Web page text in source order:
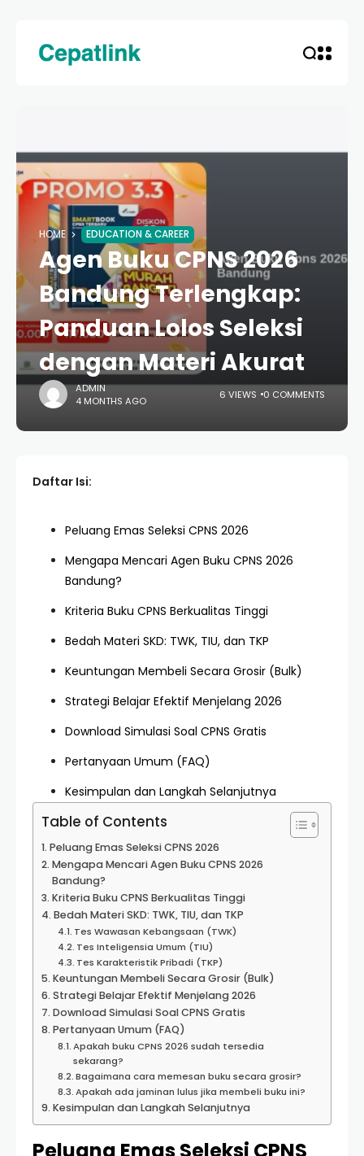
HOME EDUCATION & CAREER
Agen Buku CPNS 2026
Bandung Terlengkap:
Panduan Lolos Seleksi
dengan Materi Akurat
ADMIN
4 MONTHS AGO
6 VIEWS 0 COMMENTS
Daftar Isi:
Peluang Emas Seleksi CPNS 2026
Mengapa Mencari Agen Buku CPNS 2026
Bandung?
Kriteria Buku CPNS Berkualitas Tinggi
Bedah Materi SKD: TWK, TIU, dan TKP
Keuntungan Membeli Secara Grosir (Bulk)
Strategi Belajar Efektif Menjelang 2026
Download Simulasi Soal CPNS Gratis
Pertanyaan Umum (FAQ)
Kesimpulan dan Langkah Selanjutnya
Table of Contents
Peluang Emas Seleksi CPNS 2026
Mengapa Mencari Agen Buku CPNS 2026
Bandung?
Kriteria Buku CPNS Berkualitas Tinggi
Bedah Materi SKD: TWK, TIU, dan TKP
Tes Wawasan Kebangsaan (TWK)
Tes Inteligensia Umum (TIU)
Tes Karakteristik Pribadi (TKP)
Keuntungan Membeli Secara Grosir (Bulk)
Strategi Belajar Efektif Menjelang 2026
Download Simulasi Soal CPNS Gratis
Pertanyaan Umum (FAQ)
Apakah buku CPNS 2026 sudah tersedia
sekarang?
Bagaimana cara memesan buku secara grosir?
Apakah ada jaminan lulus jika membeli buku ini?
Kesimpulan dan Langkah Selanjutnya